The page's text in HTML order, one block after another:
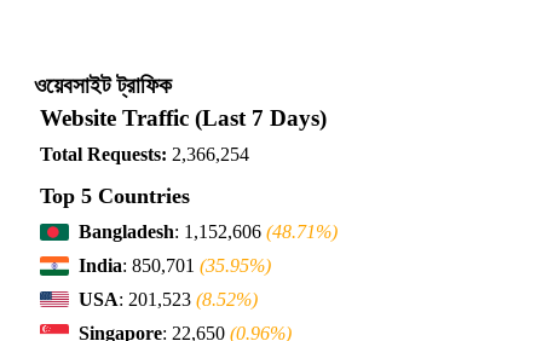
ওয়েবসাইট ট্রাফিক
Website Traffic (Last 7 Days)
Total Requests: 2,366,254
Top 5 Countries
Bangladesh: 1,152,606 (48.71%)
India: 850,701 (35.95%)
USA: 201,523 (8.52%)
Singapore: 22,650 (0.96%)